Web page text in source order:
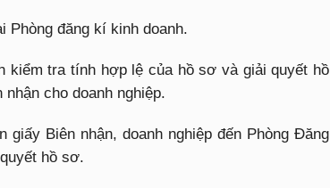
Phòng đăng kí kinh doanh.
kiểm tra tính hợp lệ của hồ sơ và giải quyết hồ
cho doanh nghiệp.
Biên nhận, doanh nghiệp đến Phòng Đăng
hồ sơ.